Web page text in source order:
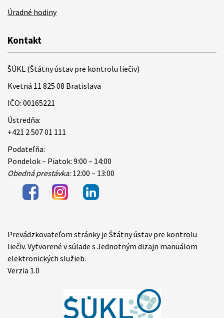
Úradné hodiny
Kontakt
ŠÚKL (Štátny ústav pre kontrolu liečiv)
Kvetná 11 825 08 Bratislava
IČO: 00165221
Ústredňa:
+421 2 507 01 111
Podateľňa:
Pondelok – Piatok: 9:00 – 14:00
Obedná prestávka:12:00 – 13:00
Items
Prevádzkovateľom stránky je Štátny ústav pre kontrolu
liečiv. Vytvorené v súlade s Jednotným dizajn manuálom
elektronických služieb.
Verzia 1.0